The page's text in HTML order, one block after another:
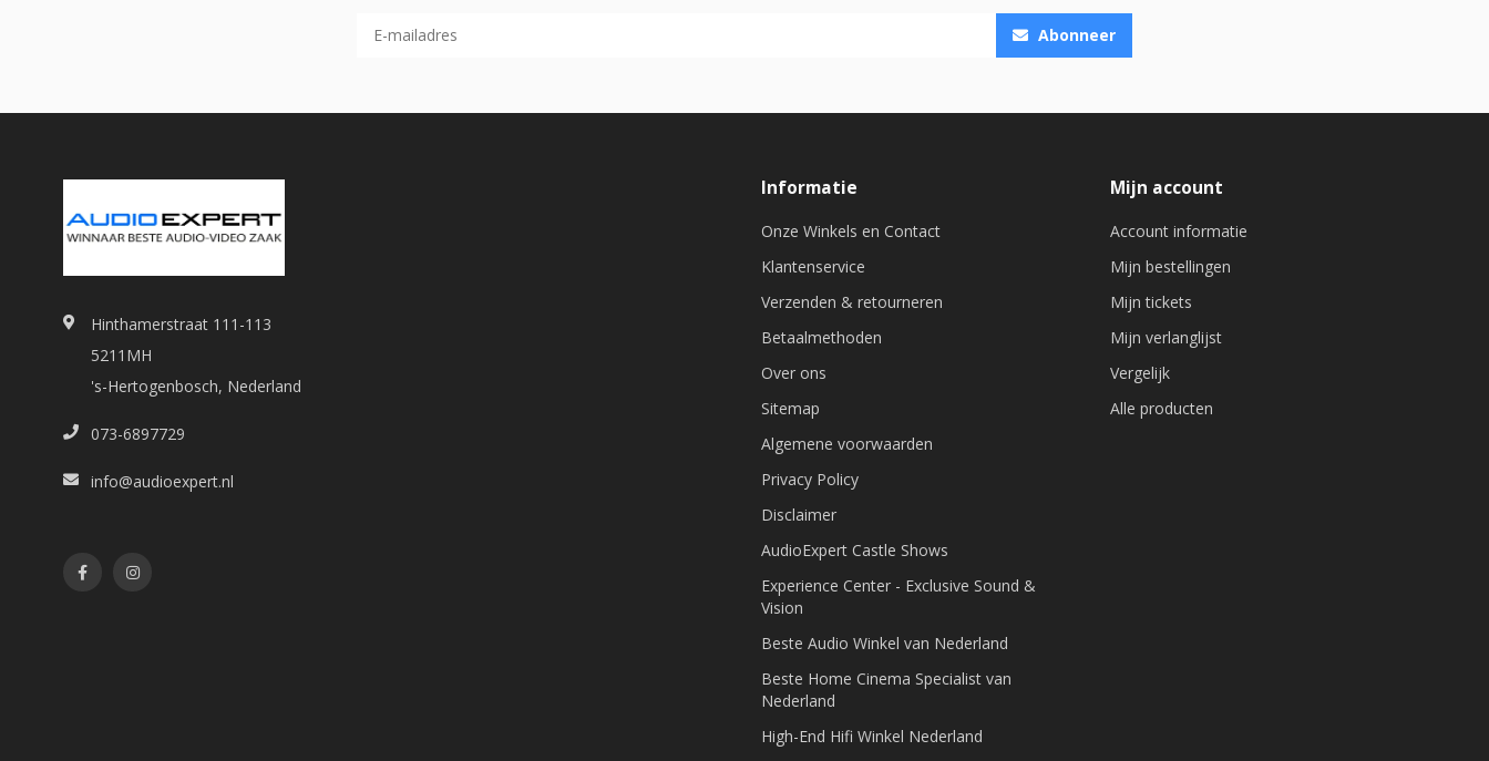
Abonneer
Hinthamerstraat 111-113
5211MH
's-Hertogenbosch, Nederland
073-6897729
info@audioexpert.nl
Informatie
Onze Winkels en Contact
Klantenservice
Verzenden & retourneren
Betaalmethoden
Over ons
Sitemap
Algemene voorwaarden
Privacy Policy
Disclaimer
AudioExpert Castle Shows
Experience Center - Exclusive Sound &
Vision
Beste Audio Winkel van Nederland
Beste Home Cinema Specialist van
Nederland
High-End Hifi Winkel Nederland
Mijn account
Account informatie
Mijn bestellingen
Mijn tickets
Mijn verlanglijst
Vergelijk
Alle producten